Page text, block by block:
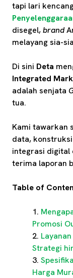
tapi lari
disegel,brand
melayang sia-
Di sini Deta
Integrated
adalah senjata
tua.
Kami tawarkan
data,
integrasi digital
terima laporan
Table of
Promosi
Strategi
Harga